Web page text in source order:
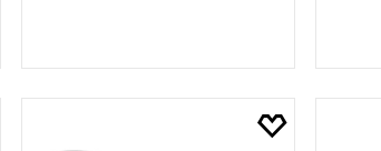
SEPETE EKLE